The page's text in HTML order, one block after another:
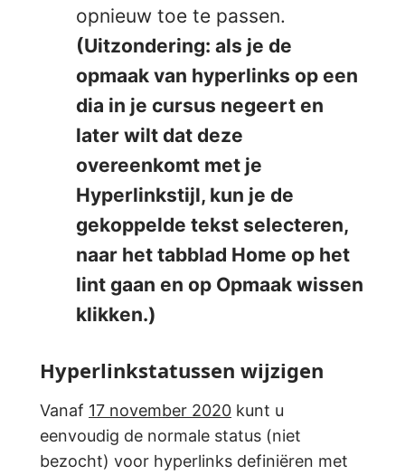
opnieuw toe te passen.
(Uitzondering: als je de
opmaak van hyperlinks op een
dia in je cursus negeert en
later wilt dat deze
overeenkomt met je
Hyperlinkstijl, kun je de
gekoppelde tekst selecteren,
naar het tabblad Home op het
lint gaan en op Opmaak wissen
klikken.)
Hyperlinkstatussen wijzigen
Vanaf 17 november 2020 kunt u
eenvoudig de normale status (niet
bezocht) voor hyperlinks definiëren met